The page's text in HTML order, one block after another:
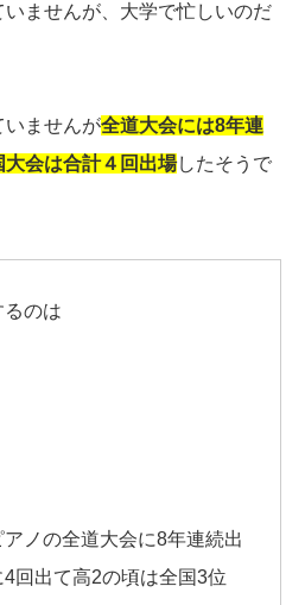
ませんが、大学で忙しいのだ
いませんが全道大会には8年連
会は合計４回出場したそうで
のは
ノの全道大会に8年連続出
回出て高2の頃は全国3位